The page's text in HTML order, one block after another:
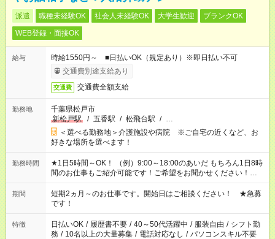
派遣 職種未経験OK 社会人未経験OK 大学生歓迎
ブランクOK
WEB登録・面接OK
給与
時給1550円～ ■日払いOK（規定あり）※即日払い不可
交通費別途支給あり
交通費 交通費全額支給
勤務地
千葉県松戸市
新松戸駅
/ 五香駅 / 松飛台駅 / …
＜選べる勤務地＞介護施設や病院 ※ご自宅の近くなど、お
好きな場所を選べます！
勤務時間
★1日5時間～OK！ （例）9:00～18:00のあいだ もちろん1日8時
間のお仕事もご紹介可能です！ご希望をお聞かせください！★家
庭の都合でお休みが必要な場合も遠慮なくご相談ください。 ※
週最低15時間以上の勤務が必要です
期間
短期2ヵ月～のお仕事です。開始日はご相談ください！ ★急募
です！
特徴 日払いOK / 履歴書不要 / 40～50代活躍中 / 服装自由 / シフト勤
務 / 10名以上の大量募集 / 電話対応なし / パソコンスキル不要